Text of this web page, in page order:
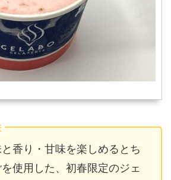
香り・甘味を楽しめるとち
使用した、初春限定のジェ